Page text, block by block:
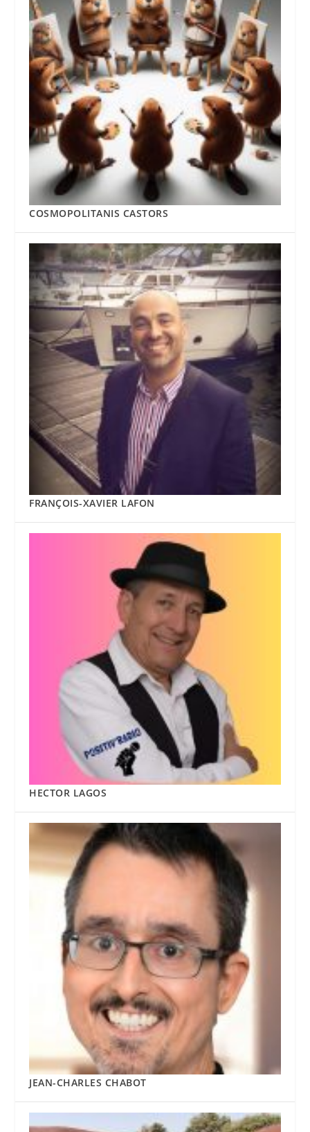
COSMOPOLITANIS CASTORS
FRANÇOIS-XAVIER LAFON
HECTOR LAGOS
JEAN-CHARLES CHABOT